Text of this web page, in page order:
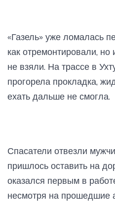
«Газель» уже ломалась
как отремонтировали, но
не взяли. На трассе в
прогорела прокладка,
ехать дальше не смогла.
Спасатели отвезли
пришлось оставить на
оказался первым в
несмотря на прошедшие